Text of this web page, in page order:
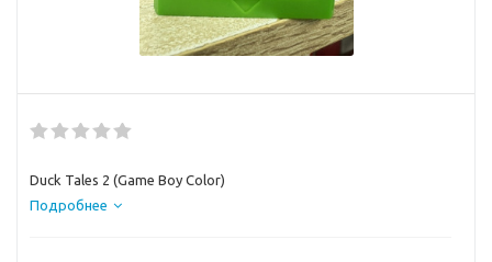
Duck Tales 2 (Game Boy Color)
Подробнее